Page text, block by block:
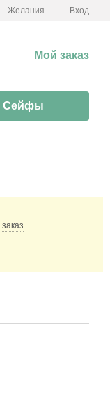
Желания Вход
Мой заказ
Сейфы
заказ